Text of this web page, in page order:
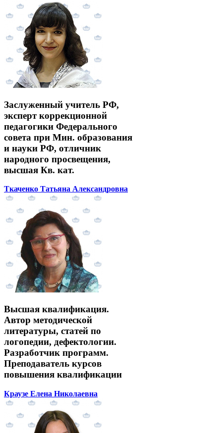
Заслуженный учитель РФ,
эксперт коррекционной
педагогики Федерального
совета при Мин. образования
и науки РФ, отличник
народного просвещения,
высшая Кв. кат.
Ткаченко Татьяна Александровна
Высшая квалификация.
Автор методической
литературы, статей по
логопедии, дефектологии.
Разработчик программ.
Преподаватель курсов
повышения квалификации
Краузе Елена Николаевна